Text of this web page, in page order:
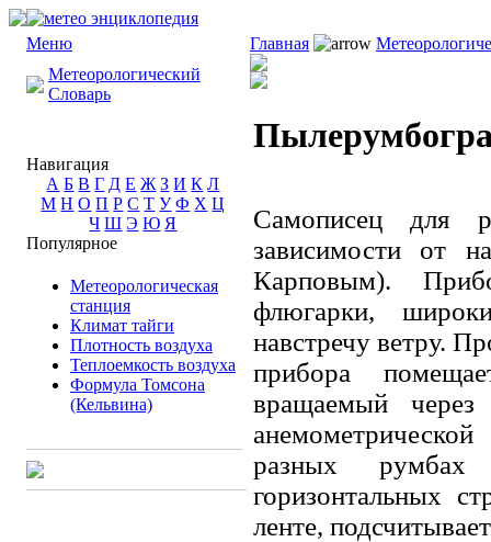
Меню
Метеорологический
Словарь
Навигация
А Б В Г Д Е Ж З И К Л
М Н О П Р С Т У Ф Х Ц
Ч Ш Э Ю Я
Популярное
Метеорологическая
станция
Климат тайги
Плотность воздуха
Теплоемкость воздуха
Формула Томсона
(Кельвина)
Главная
Самописец для
зависимости от
Карповым).
флюгарки,
навстречу ветру.
прибора
вращаемый через
разных
горизонтальных
ленте,